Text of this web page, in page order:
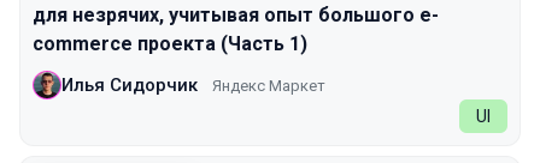
для незрячих, учитывая опыт большого e-
commerce проекта (Часть 1)
Илья Сидорчик Яндекс Маркет
UI